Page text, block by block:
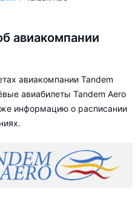
авиакомпании
авиакомпании Tandem
авиабилеты Tandem Aero
информацию о расписании